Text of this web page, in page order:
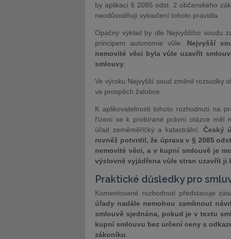
by aplikaci § 2085 odst. 2 občanského
neodůvodňují vyloučení tohoto pravidla.
Opačný výklad by dle Nejvyššího soudu
principem autonomie vůle. Nejvyšší
nemovité věci byla vůle uzavřít
smlouvy
Ve výroku Nejvyšší soud změnil rozsudky
ve prospěch žalobce.
K aplikovatelnosti tohoto rozhodnutí na
řízení se k probírané právní otázce měl
úřad zeměměřičký a katastrální. Český
rovněž potvrdil, že úprava v § 2085
nemovité věci, a v kupní smlouvě je
výslovně vyjádřena vůle stran uzavřít ji
Praktické důsledky pro
Komentované rozhodnutí představuje
úřady nadále nemohou zamítnout
smlouvě sjednána, pokud je v textu
kupní smlouvu bez určení ceny s
zákoníku